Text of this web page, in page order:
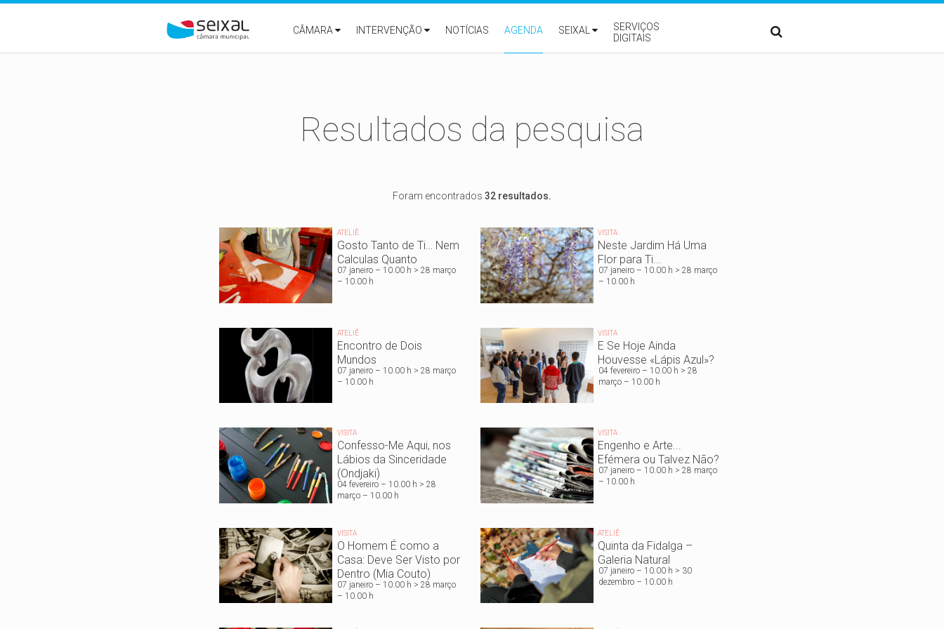
CÂMARA
INTERVENÇÃO NOTÍCIAS AGENDA SEIXAL
SERVIÇOS
DIGITAIS
Resultados da pesquisa
Foram encontrados 32 resultados.
ATELIÊ
Gosto Tanto de Ti… Nem
Calculas Quanto
07 janeiro – 10.00 h > 28 março
– 10.00 h
VISITA
Neste Jardim Há Uma
Flor para Ti...
07 janeiro – 10.00 h > 28 março
– 10.00 h
ATELIÊ
Encontro de Dois
Mundos
07 janeiro – 10.00 h > 28 março
– 10.00 h
VISITA
E Se Hoje Ainda
Houvesse «Lápis Azul»?
04 fevereiro – 10.00 h > 28
março – 10.00 h
VISITA
Confesso-Me Aqui, nos
Lábios da Sinceridade
(Ondjaki)
04 fevereiro – 10.00 h > 28
março – 10.00 h
VISITA
Engenho e Arte...
Efémera ou Talvez Não?
07 janeiro – 10.00 h > 28 março
– 10.00 h
VISITA
O Homem É como a
Casa: Deve Ser Visto por
Dentro (Mia Couto)
07 janeiro – 10.00 h > 28 março
– 10.00 h
ATELIÊ
Quinta da Fidalga –
Galeria Natural
07 janeiro – 10.00 h > 30
dezembro – 10.00 h